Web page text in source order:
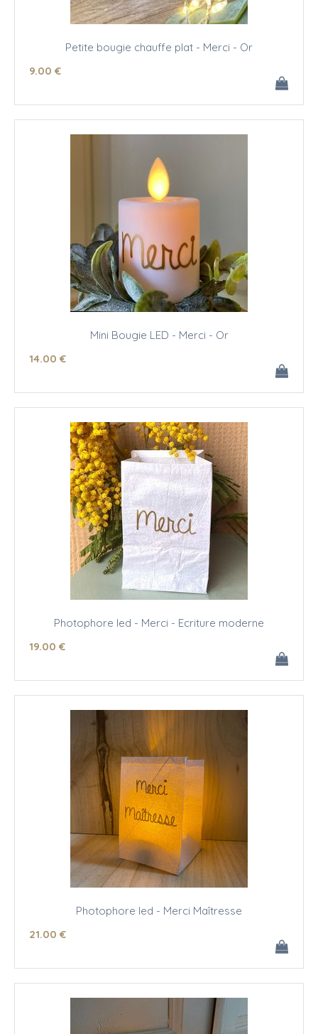
Petite bougie chauffe plat - Merci - Or
9.00 €
Mini Bougie LED - Merci - Or
14.00 €
Photophore led - Merci - Ecriture moderne
19.00 €
Photophore led - Merci Maîtresse
21.00 €